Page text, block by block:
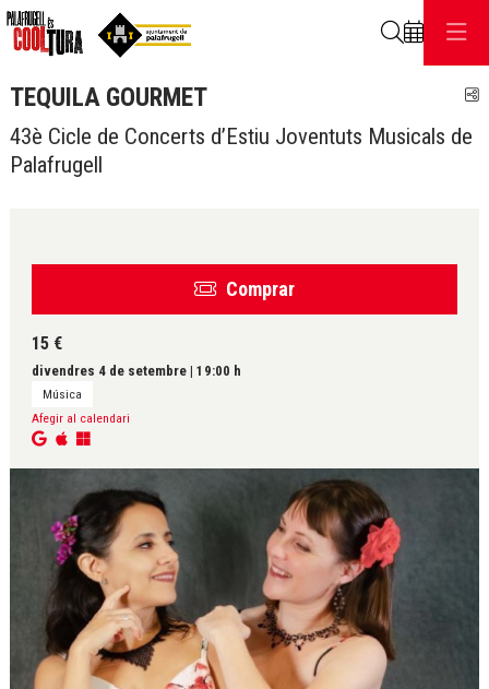
TEQUILA GOURMET
43è Cicle de Concerts d’Estiu Joventuts Musicals de
Palafrugell
Comprar
15 €
divendres 4 de setembre | 19:00 h
Música
Afegir al calendari